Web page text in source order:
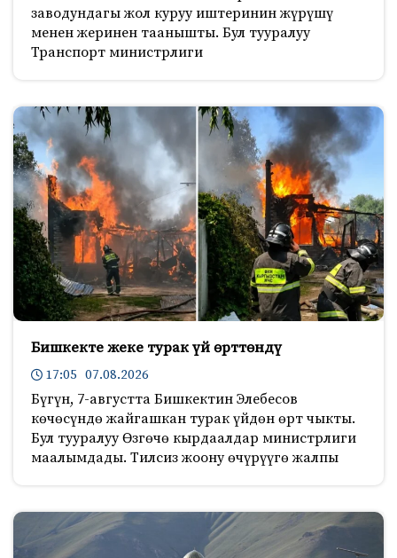
заводундагы жол куруу иштеринин жүрүшү
менен жеринен таанышты. Бул тууралуу
Транспорт министрлиги
Бишкекте жеке турак үй өрттөндү
17:05 07.08.2026
Бүгүн, 7-августта Бишкектин Элебесов
көчөсүндө жайгашкан турак үйдөн өрт чыкты.
Бул тууралуу Өзгөчө кырдаалдар министрлиги
маалымдады. Тилсиз жоону өчүрүүгө жалпы